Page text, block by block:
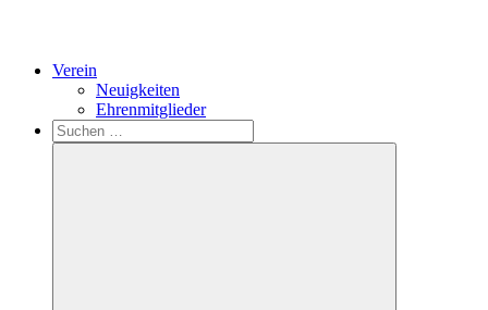
Verein
Neuigkeiten
Ehrenmitglieder
Search
Suchen
nach: